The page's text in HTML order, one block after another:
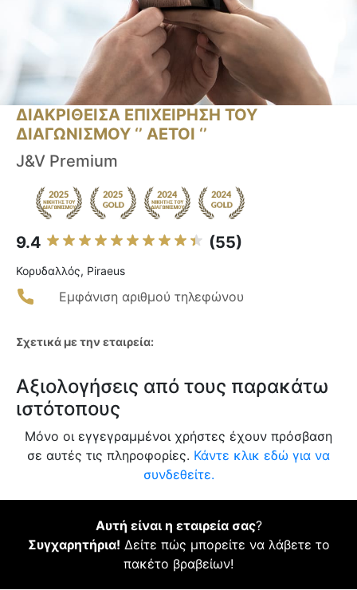
ΔΙΑΚΡΙΘΕΙΣΑ ΕΠΙΧΕΙΡΗΣΗ ΤΟΥ
ΔΙΑΓΩΝΙΣΜΟΥ ‘’ ΑΕΤΟΙ ‘’
J&V Premium
9.4 (55)
Κορυδαλλός, Piraeus
Εμφάνιση αριθμού τηλεφώνου
Σχετικά με την εταιρεία:
Αξιολογήσεις από τους παρακάτω
ιστότοπους
Μόνο οι εγγεγραμμένοι χρήστες έχουν πρόσβαση
σε αυτές τις πληροφορίες. Κάντε κλικ εδώ για να
συνδεθείτε.
Αυτή είναι η εταιρεία σας?
Συγχαρητήρια! Δείτε πώς μπορείτε να λάβετε το
πακέτο βραβείων!